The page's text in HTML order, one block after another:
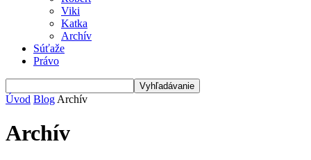
Viki
Katka
Archív
Súťaže
Právo
Úvod Blog Archív
Archív